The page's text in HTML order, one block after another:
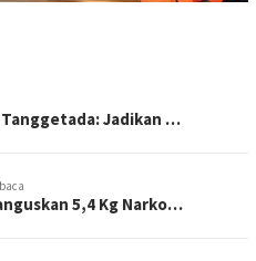
Tanggetada: Jadikan …
5,4 Kg Narko…